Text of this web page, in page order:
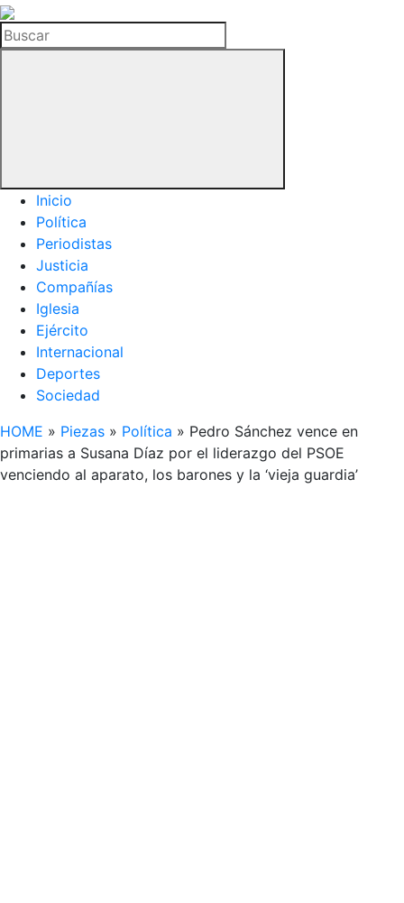
La
Hemeroteca
del
Buscar
Inicio
Política
Periodistas
Justicia
Compañías
Iglesia
Ejército
Internacional
Deportes
Sociedad
HOME » Piezas » Política » Pedro Sánchez vence en
primarias a Susana Díaz por el liderazgo del PSOE
venciendo al aparato, los barones y la ‘vieja guardia’